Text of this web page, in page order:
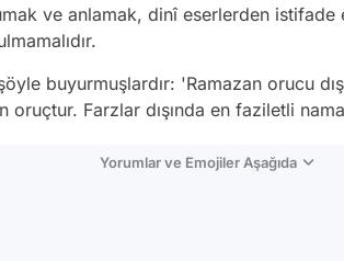
ve anlamak, dinî eserlerden istifade
buyurmuşlardır: 'Ramazan orucu
oruçtur. Farzlar dışında en faziletli
Yorumlar ve Emojiler Aşağıda